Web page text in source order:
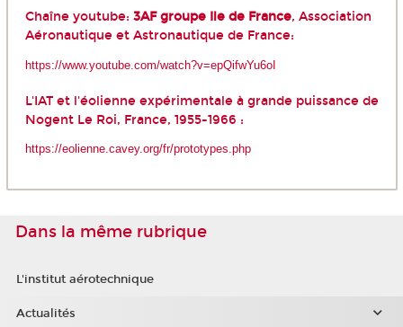
Chaîne youtube: 3AF groupe Ile de France, Association
Aéronautique et Astronautique de France:
https://www.youtube.com/watch?v=epQifwYu6oI
L'IAT et l'éolienne expérimentale à grande puissance de
Nogent Le Roi, France, 1955-1966 :
https://eolienne.cavey.org/fr/prototypes.php
Dans la même rubrique
L'institut aérotechnique
Actualités